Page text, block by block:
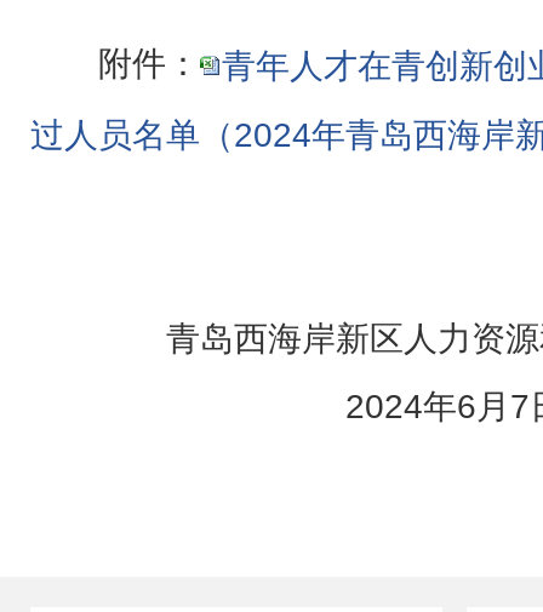
附件：
青年人才在青创新创
过人员名单（2024年青岛西海岸
青岛西海岸新区人力资
2024年6月7